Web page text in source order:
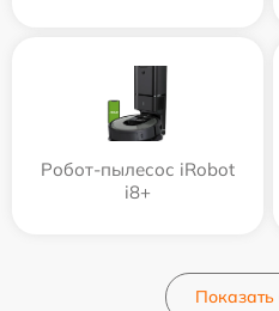
Робот-пылесос iRobot
i8+